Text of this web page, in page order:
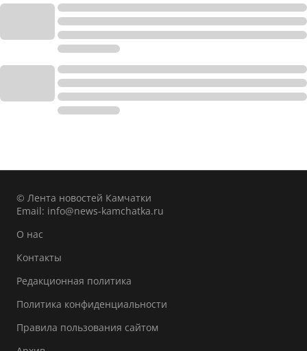
© Лента новостей Камчатки
Email: info@news-kamchatka.ru
О нас
Контакты
Редакционная политика
Политика конфиденциальности
Правила пользования сайтом